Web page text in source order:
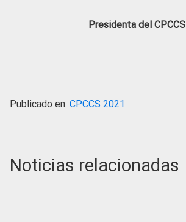
Presidenta del CPCCS
Publicado en: CPCCS 2021
Noticias relacionadas